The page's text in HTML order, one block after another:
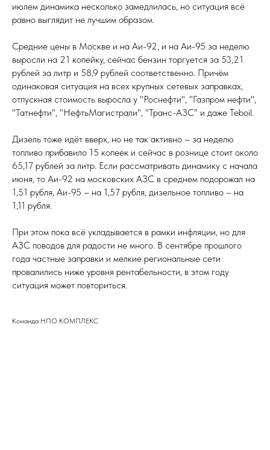
июлем динамика несколько замедлилась, но ситуация всё
равно выглядит не лучшим образом.
Средние цены в Москве и на Аи-92, и на Аи-95 за неделю
выросли на 21 копейку, сейчас бензин торгуется за 53,21
рублей за литр и 58,9 рублей соответственно. Причём
одинаковая ситуация на всех крупных сетевых заправках,
отпускная стоимость выросла у "Роснефти", "Газпром нефти",
"Татнефти", "НефтьМагистрали", "Транс-АЗС" и даже Teboil.
Дизель тоже идёт вверх, но не так активно – за неделю
топливо прибавило 15 копеек и сейчас в рознице стоит около
65,17 рублей за литр. Если рассматривать динамику с начала
июня, то Аи-92 на московских АЗС в среднем подорожал на
1,51 рубля, Аи-95 – на 1,57 рубля, дизельное топливо – на
1,11 рубля.
При этом пока всё укладывается в рамки инфляции, но для
АЗС поводов для радости не много. В сентябре прошлого
года частные заправки и мелкие региональные сети
провалились ниже уровня рентабельности, в этом году
ситуация может повториться.
Команда НПО КОМПЛЕКС